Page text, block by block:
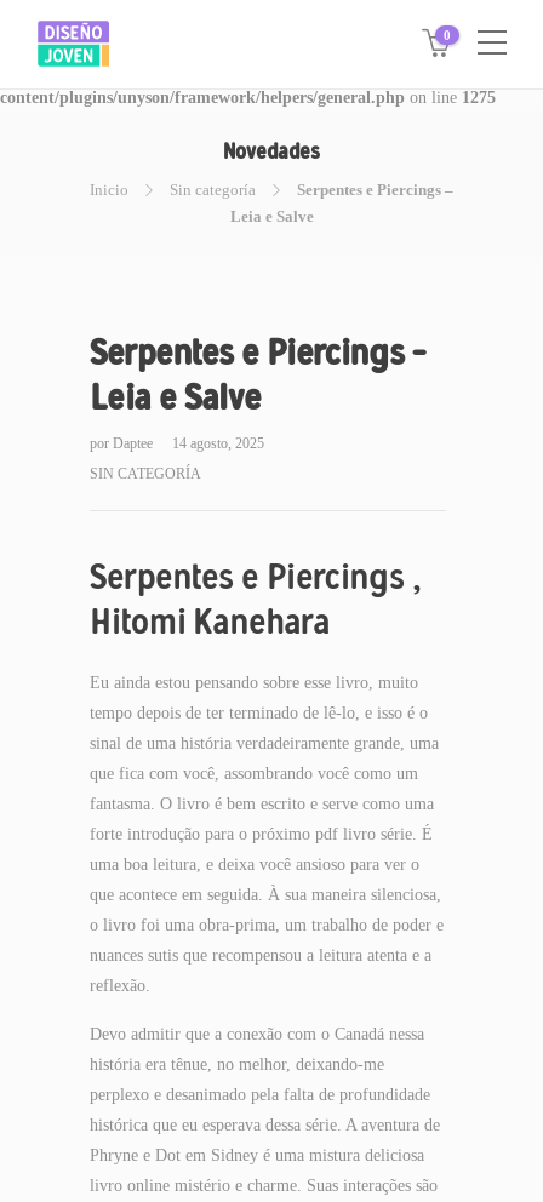
Warning: Invalid argument supplied for foreach() in
/www/disegnojoven.com.ar/htdocs/wp-
content/plugins/unyson/framework/helpers/general.php on line 1275
0
Novedades
Inicio Sin categoría
Serpentes e Piercings –
Leia e Salve
Serpentes e Piercings –
Leia e Salve
por Daptee
14 agosto, 2025
SIN CATEGORÍA
Serpentes e Piercings ,
Hitomi Kanehara
Eu ainda estou pensando sobre esse livro, muito
tempo depois de ter terminado de lê-lo, e isso é o
sinal de uma história verdadeiramente grande, uma
que fica com você, assombrando você como um
fantasma. O livro é bem escrito e serve como uma
forte introdução para o próximo pdf livro série. É
uma boa leitura, e deixa você ansioso para ver o
que acontece em seguida. À sua maneira silenciosa,
o livro foi uma obra-prima, um trabalho de poder e
nuances sutis que recompensou a leitura atenta e a
reflexão.
Devo admitir que a conexão com o Canadá nessa
história era tênue, no melhor, deixando-me
perplexo e desanimado pela falta de profundidade
histórica que eu esperava dessa série. A aventura de
Phryne e Dot em Sidney é uma mistura deliciosa
livro online mistério e charme. Suas interações são